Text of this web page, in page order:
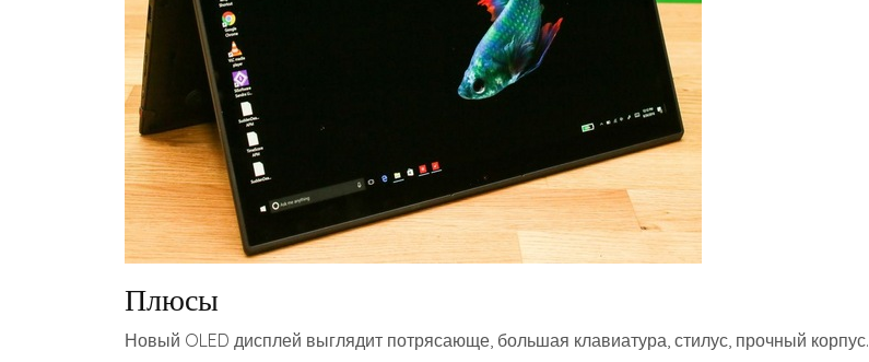
Плюсы
Новый OLED дисплей выглядит потрясающе, большая клавиатура, стилус, прочный корпус.